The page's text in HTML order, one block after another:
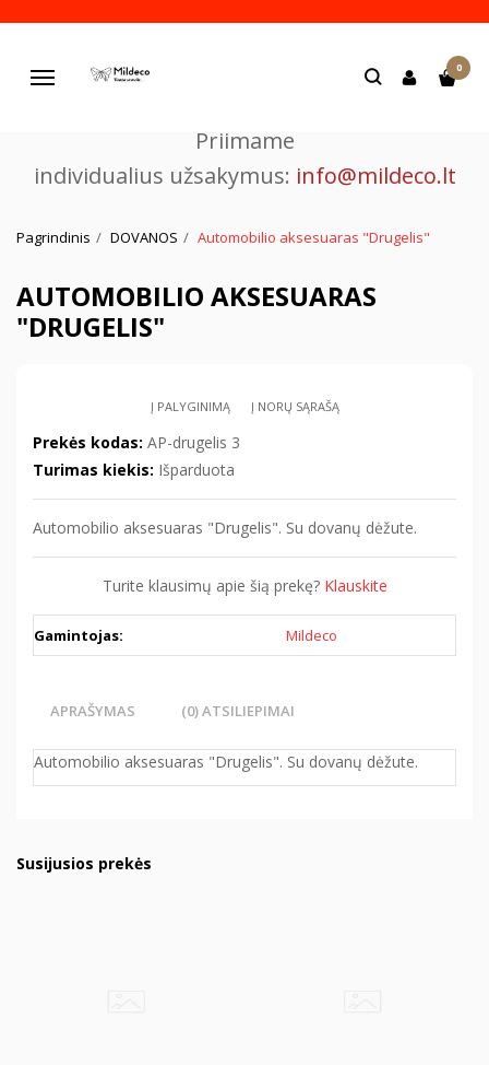
Navigacija
0
Priimame
individualius užsakymus: info@mildeco.lt
Pagrindinis DOVANOS Automobilio aksesuaras "Drugelis"
AUTOMOBILIO AKSESUARAS
"DRUGELIS"
Į PALYGINIMĄ Į NORŲ SĄRAŠĄ
Prekės kodas: AP-drugelis 3
Turimas kiekis: Išparduota
Automobilio aksesuaras "Drugelis". Su dovanų dėžute.
Turite klausimų apie šią prekę? Klauskite
Gamintojas: Mildeco
APRAŠYMAS (0) ATSILIEPIMAI
Automobilio aksesuaras "Drugelis". Su dovanų dėžute.
Susijusios prekės